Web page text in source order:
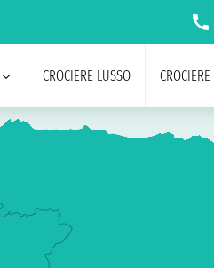
CROCIERE LUSSO CROCIERE